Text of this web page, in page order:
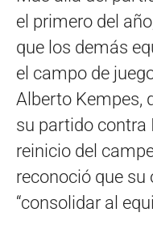
el primero del
que los demás
el campo de
Alberto Kempes,
su partido contra
reinicio del
reconoció que su
“consolidar al